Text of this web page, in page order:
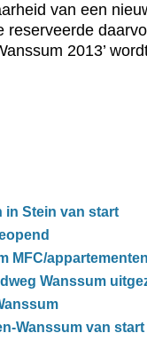
van een
2013’
in Stein van start
MFC/
Wanssum
Wanssum van